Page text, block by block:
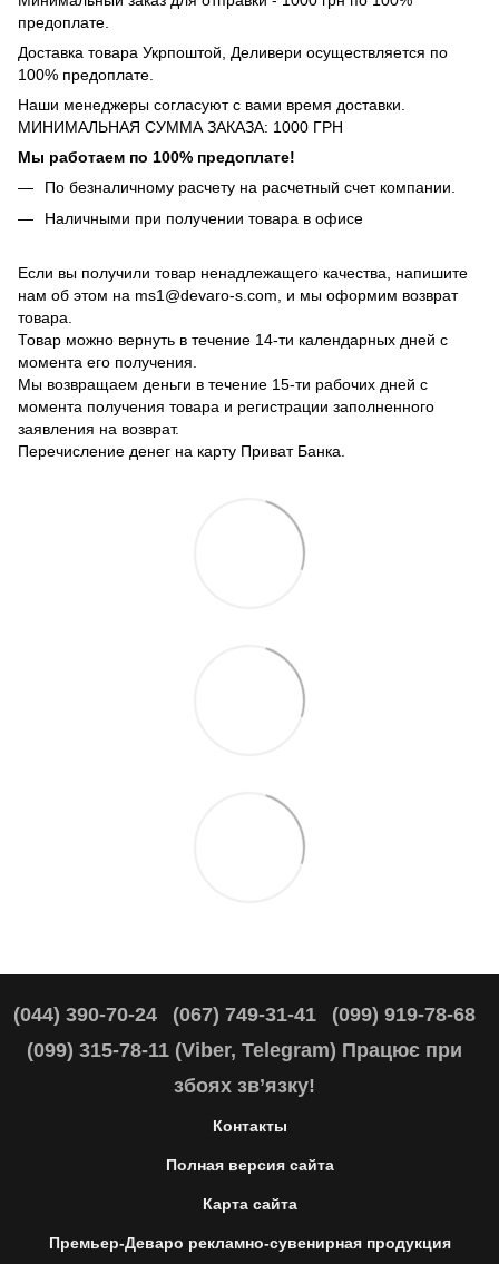
предоплате.
Доставка товара Укрпоштой, Деливери осуществляется по
100% предоплате.
Наши менеджеры согласуют с вами время доставки.
МИНИМАЛЬНАЯ СУММА ЗАКАЗА: 1000 ГРН
Мы работаем по 100% предоплате!
По безналичному расчету на расчетный счет компании.
Наличными при получении товара в офисе
Если вы получили товар ненадлежащего качества, напишите
нам об этом на ms1@devaro-s.com, и мы оформим возврат
товара.
Товар можно вернуть в течение 14-ти календарных дней с
момента его получения.
Мы возвращаем деньги в течение 15-ти рабочих дней с
момента получения товара и регистрации заполненного
заявления на возврат.
Перечисление денег на карту Приват Банка.
(044) 390-70-24 (067) 749-31-41
(099) 919-78-68
(099) 315-78-11 (Viber, Telegram) Працює при
збоях зв’язку!
Контакты
Полная версия сайта
Карта сайта
Премьер-Деваро рекламно-сувенирная продукция